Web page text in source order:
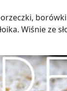
Wiśnie ze